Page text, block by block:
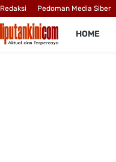
Redaksi Pedoman Media Siber
HOME